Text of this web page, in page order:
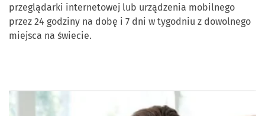
przeglądarki internetowej lub urządzenia mobilnego
przez 24 godziny na dobę i 7 dni w tygodniu z dowolnego
miejsca na świecie.